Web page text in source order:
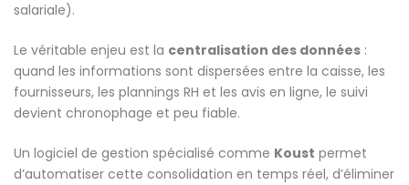
salariale).
Le véritable enjeu est la centralisation des données :
quand les informations sont dispersées entre la caisse, les
fournisseurs, les plannings RH et les avis en ligne, le suivi
devient chronophage et peu fiable.
Un logiciel de gestion spécialisé comme Koust permet
d’automatiser cette consolidation en temps réel, d’éliminer